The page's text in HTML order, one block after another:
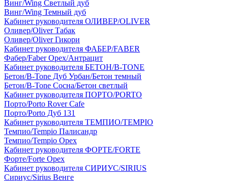
Винг/Wing Светлый дуб
Винг/Wing Темный дуб
Кабинет руководителя ОЛИВЕР/OLIVER
Оливер/Oliver Табак
Оливер/Oliver Гикори
Кабинет руководителя ФАБЕР/FABER
Фабер/Faber Орех/Антрацит
Кабинет руководителя БЕТОН/B-TONE
Бетон/B-Tone Дуб Урбан/Бетон темный
Бетон/B-Tone Сосна/Бетон светлый
Кабинет руководителя ПОРТО/PORTO
Порто/Porto Rover Cafe
Порто/Porto Дуб 131
Кабинет руководителя ТЕМПИО/TEMPIO
Темпио/Tempio Палисандр
Темпио/Tempio Орех
Кабинет руководителя ФОРТЕ/FORTE
Форте/Forte Орех
Кабинет руководителя СИРИУС/SIRIUS
Сириус/Sirius Венге